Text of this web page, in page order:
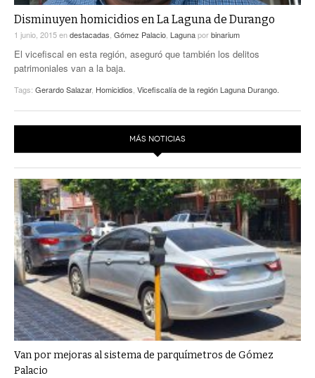
A TODA LEY
ACTUALIDADES GREM
LA MEJOR INFORMACIÓN
Disminuyen homicidios en La Laguna de Durango
1 junio, 2015endestacadas Gómez Palacio Lagunaporbinarium
El vicefiscal en esta región, aseguró que también los delitos
patrimoniales van a la baja.
Tags: Gerardo Salazar, Homicidios Vicefiscalía de la región Laguna Durango.
MÁS NOTICIAS
Van por mejoras al sistema de parquímetros de Gómez
Palacio